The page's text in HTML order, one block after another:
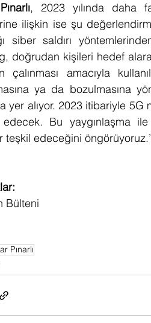
, 2023 yılında daha
ilişkin ise şu
siber saldırı
doğrudan kişileri hedef
çalınması amacıyla
ya da bozulmasına
yer alıyor. 2023 itibariyle 5G
Bu yaygınlaşma
teşkil edeceğini
Bülteni
Pınarlı